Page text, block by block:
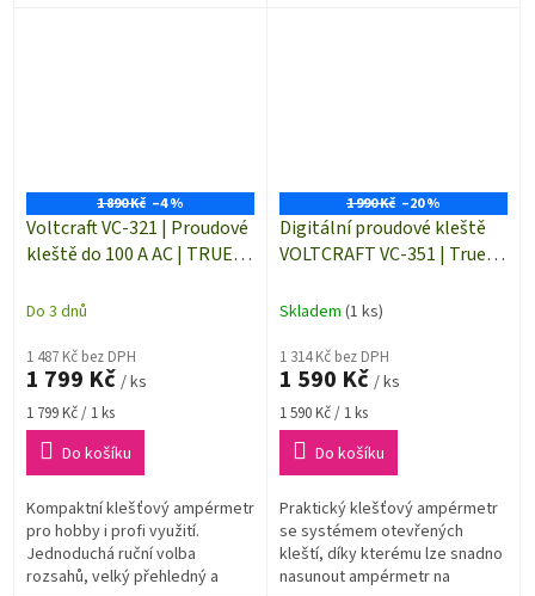
1 890 Kč –4 %
Voltcraft VC-321 | Proudové
kleště do 100 A AC | TRUE
Do 3 dnů
1 487 Kč bez DPH
1 799 Kč / ks
Měrná
cena:
1 799 Kč / 1 ks
Do košíku
Kompaktní klešťový ampérmetr
pro hobby i profi využití.
Jednoduchá ruční volba
rozsahů, velký přehledný a
1 990 Kč –20 %
Digitální proudové kleště
VOLTCRAFT VC-351 | True
otevřený klešťový
Skladem (1 ks)
1 314 Kč bez DPH
1 590 Kč / ks
Měrná
cena:
1 590 Kč / 1 ks
Do košíku
Praktický klešťový ampérmetr
se systémem otevřených
kleští, díky kterému lze snadno
nasunout ampérmetr na